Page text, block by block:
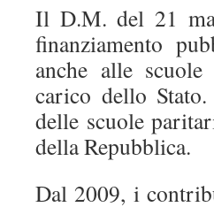
Il D.M. del 21
finanziamento
anche alle
carico dello
delle scuole
della Repubblica.
Dal 2009, i